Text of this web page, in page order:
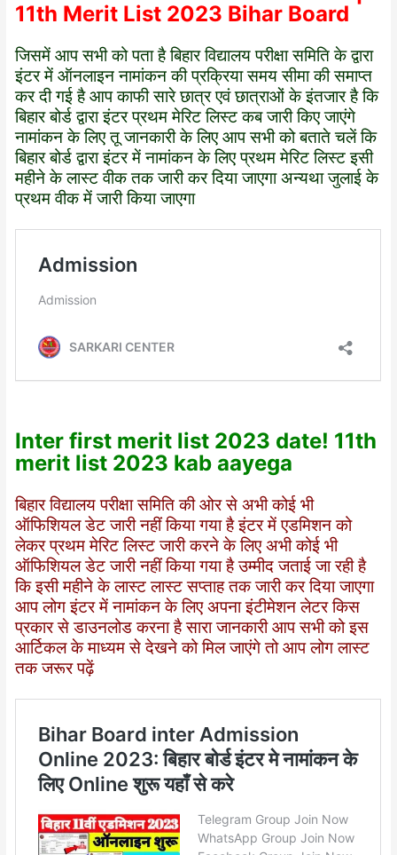
11th Merit List 2023 Bihar Board
जिसमें आप सभी को पता है बिहार विद्यालय परीक्षा समिति के द्वारा
इंटर में ऑनलाइन नामांकन की प्रक्रिया समय सीमा की समाप्त
कर दी गई है आप काफी सारे छात्र एवं छात्राओं के इंतजार है कि
बिहार बोर्ड द्वारा इंटर प्रथम मेरिट लिस्ट कब जारी किए जाएंगे
नामांकन के लिए तू जानकारी के लिए आप सभी को बताते चलें कि
बिहार बोर्ड द्वारा इंटर में नामांकन के लिए प्रथम मेरिट लिस्ट इसी
महीने के लास्ट वीक तक जारी कर दिया जाएगा अन्यथा जुलाई के
प्रथम वीक में जारी किया जाएगा
Inter first merit list 2023 date! 11th
merit list 2023 kab aayega
बिहार विद्यालय परीक्षा समिति की ओर से अभी कोई भी
ऑफिशियल डेट जारी नहीं किया गया है इंटर में एडमिशन को
लेकर प्रथम मेरिट लिस्ट जारी करने के लिए अभी कोई भी
ऑफिशियल डेट जारी नहीं किया गया है उम्मीद जताई जा रही है
कि इसी महीने के लास्ट लास्ट सप्ताह तक जारी कर दिया जाएगा
आप लोग इंटर में नामांकन के लिए अपना इंटीमेशन लेटर किस
प्रकार से डाउनलोड करना है सारा जानकारी आप सभी को इस
आर्टिकल के माध्यम से देखने को मिल जाएंगे तो आप लोग लास्ट
तक जरूर पढ़ें